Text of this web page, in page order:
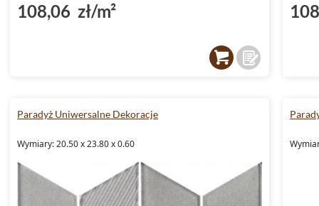
108,06 zł/m²
Paradyż Uniwersalne Dekoracje
Wymiary: 20.50 x 23.80 x 0.60